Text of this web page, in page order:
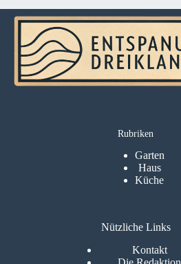
Rubriken
Garten
Haus
Küche
Nützliche Links
Kontakt